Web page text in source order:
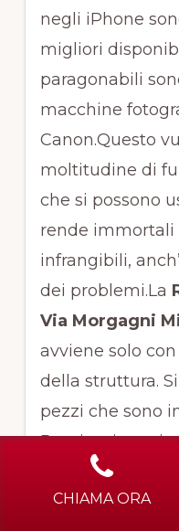
negli iPhone
migliori
paragonabili
macchine
Canon.Questo
moltitudine di
che si possono
rende immortali
infrangibili,
dei problemi.La
Via Morgagni
avviene solo
della struttura.
pezzi che sono
Per riuscire poi
Riparazione
Milanosarà
CHIAMA ORA